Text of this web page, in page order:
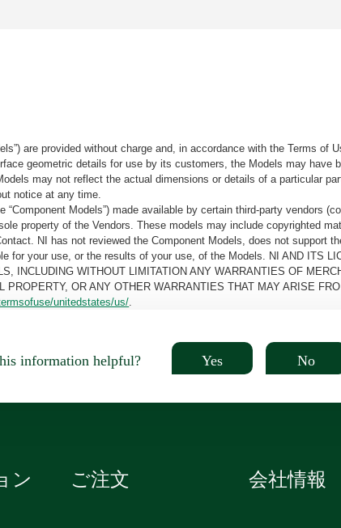
are provided without charge and, in accordance with the Terms of
geometric details for use by its customers, the Models may have
may not reflect the actual dimensions or details of a particular
notice at any time.
Models”) made available by certain third-party vendors
property of the Vendors. These models may include copyrighted
NI has not reviewed the Component Models, does not support
for your use, or the results of your use, of the Models. NI AND ITS
INCLUDING WITHOUT LIMITATION ANY WARRANTIES OF
OR ANY OTHER WARRANTIES THAT MAY ARISE
unitedstates/us/
information helpful? Yes No
ン ご注文 会社情報